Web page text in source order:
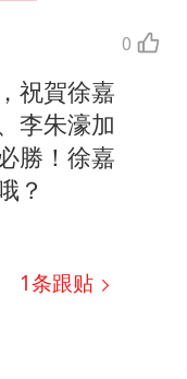
0
祝賀徐嘉
李朱濠加
勝！徐嘉
？
1条跟贴